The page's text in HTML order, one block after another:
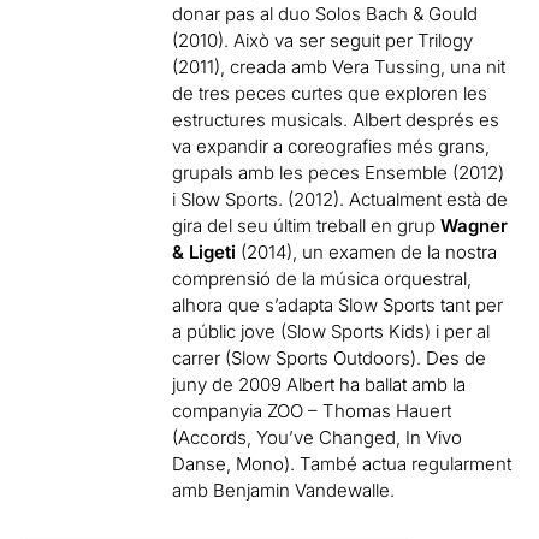
donar pas al duo Solos Bach & Gould
(2010). Això va ser seguit per Trilogy
(2011), creada amb Vera Tussing, una nit
de tres peces curtes que exploren les
estructures musicals. Albert després es
va expandir a coreografies més grans,
grupals amb les peces Ensemble (2012)
i Slow Sports. (2012). Actualment està de
gira del seu últim treball en grupWagner
& Ligeti (2014), un examen de la nostra
comprensió de la música orquestral,
alhora que s’adapta Slow Sports tant per
a públic jove (Slow Sports Kids) i per al
carrer (Slow Sports Outdoors). Des de
juny de 2009 Albert ha ballat amb la
companyia ZOO – Thomas Hauert
(Accords, You’ve Changed, In Vivo
Danse, Mono). També actua regularment
amb Benjamin Vandewalle.